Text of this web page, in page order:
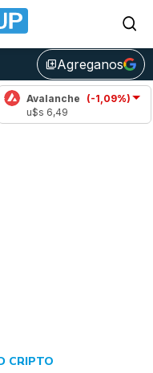
library_addAgreganos
(-1,09%)
CRIPTO